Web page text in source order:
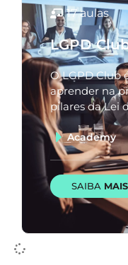
17 aulas
LGPD
O LGPD Club
aprender na
pilares da Lei
Academy
SAIBA MAIS